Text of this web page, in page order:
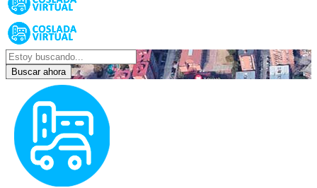
Buscar ahora